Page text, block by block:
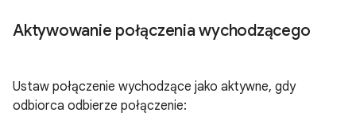
Aktywowanie połączenia wychodzącego
Ustaw połączenie wychodzące jako aktywne, gdy
odbiorca odbierze połączenie: